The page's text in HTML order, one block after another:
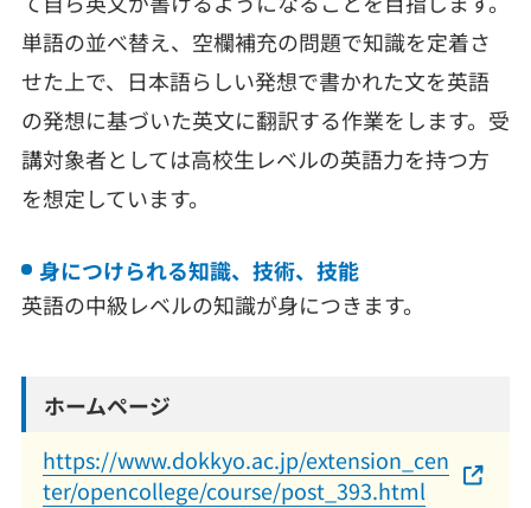
単語の並べ替え、空欄補充の問題で知識を定着さ
せた上で、日本語らしい発想で書かれた文を英語
の発想に基づいた英文に翻訳する作業をします。受
講対象者としては高校生レベルの英語力を持つ方
を想定しています。
身につけられる知識、技術、技能
英語の中級レベルの知識が身につきます。
ホームページ
https://www.dokkyo.ac.jp/extension_cen
ter/opencollege/course/post_393.html